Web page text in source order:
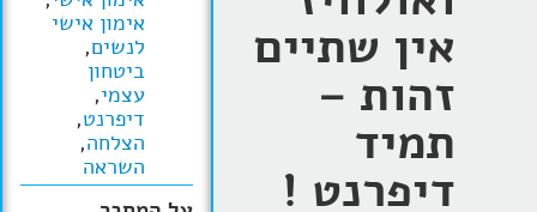
שאלות תשובות
אימון אישי
לנשים,
ביטחון
עצמי,
דיפרנט,
הצלחה,
השראה
אין שתיים
זהות –
תמיד
דיפרנט !